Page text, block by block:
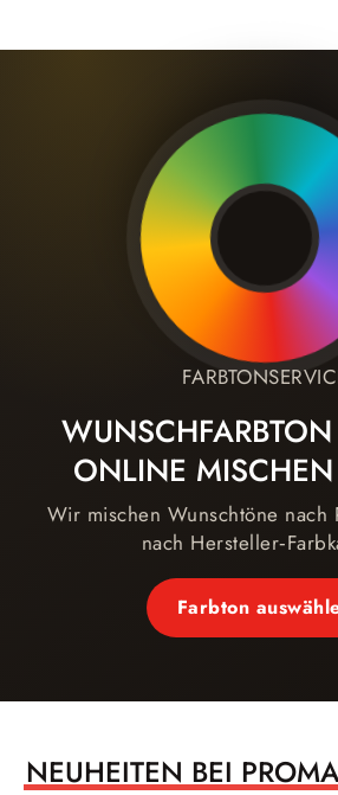
ONLINE
Wir mischen Wunschtöne nach
nach
Farbton
NEUHEITEN BEI